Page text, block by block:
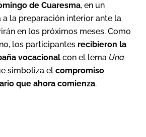
de Cuaresma, en un
la preparación interior ante la
en los próximos meses. Como
los participantes recibieron la
vocacional con el lema Una
simboliza el compromiso
que ahora comienza.